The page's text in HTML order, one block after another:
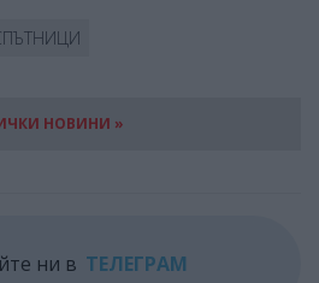
НОВИНИ »
ни в ТЕЛЕГРАМ